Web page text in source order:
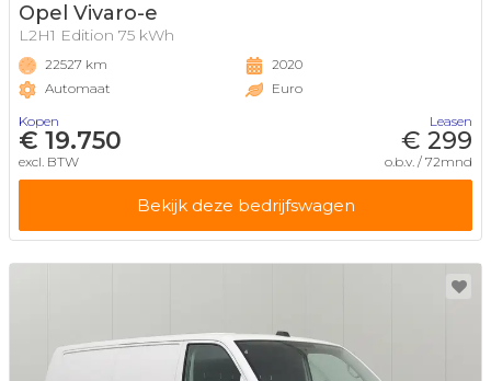
Opel Vivaro-e
L2H1 Edition 75 kWh
22527 km
Automaat
2020
Euro
Kopen
€ 19.750
excl. BTW
Leasen
€ 299
o.b.v. / 72mnd
Bekijk deze bedrijfswagen